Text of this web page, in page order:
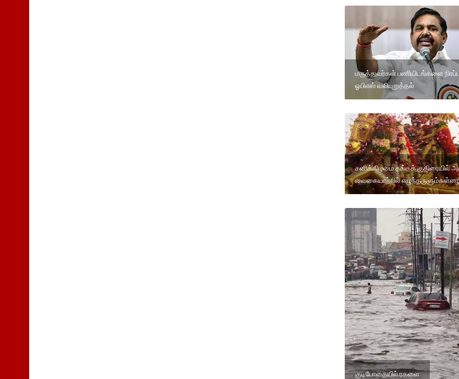
மருத்துவர்கள் பணியிடங்களை
ஓபிஎஸ் வலியுறுத்தல்
சனிக்கிழமை தங்கக் குதிரையில்
வைகையாற்றில்
குடிபோதையில் ரகளை